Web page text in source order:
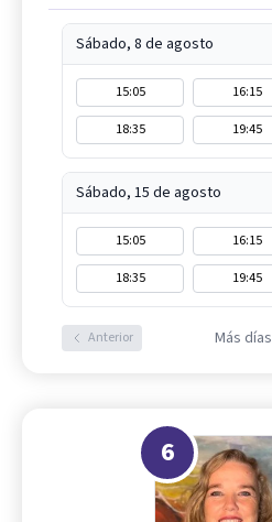
Sábado, 8 de agosto
15:05 16:15
18:35
19:45
Sábado, 15 de agosto
15:05 16:15
18:35
19:45
Anterior Más días
6